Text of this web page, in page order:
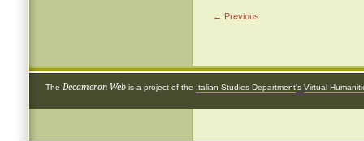
← Previous
The Decameron Web is a project of the Italian Studies Department's Virtual